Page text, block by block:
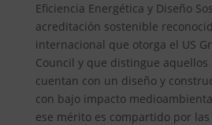
Eficiencia Energética y Diseño
acreditación sostenible
internacional que otorga el US
Council y que distingue aquellos
cuentan con un diseño y
con bajo impacto
ese mérito es compartido por